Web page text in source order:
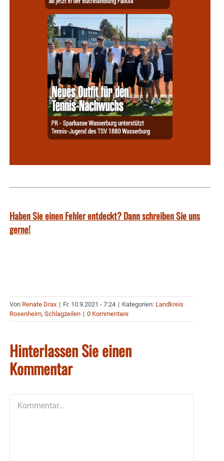
Haben Sie einen Fehler entdeckt? Dann schreiben Sie uns
gerne!
Von Renate Drax | Fr. 10.9.2021 - 7:24 | Kategorien: Landkreis
Rosenheim, Schlagzeilen | 0 Kommentare
Hinterlassen Sie einen
Kommentar